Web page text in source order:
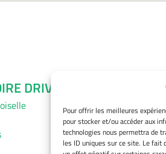
Pour offrir les meilleures
pour stocker et/ou accéder aux
technologies nous permettra de
les ID uniques sur ce site. Le fait
DRIVE